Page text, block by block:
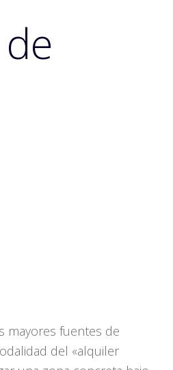
mayores fuentes de
del «alquiler